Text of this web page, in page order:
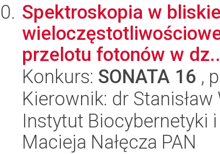
Spektroskopia w
przelotu fotonów w
Konkurs: SONATA 16 ,
Kierownik: dr
Instytut Biocybernetyki
Macieja Nałęcza PAN